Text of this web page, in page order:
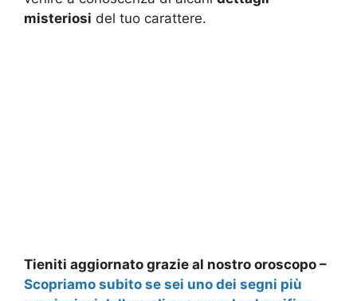
misteriosi del tuo carattere.
Tieniti aggiornato grazie al nostro oroscopo –
Scopriamo subito se sei uno dei segni più